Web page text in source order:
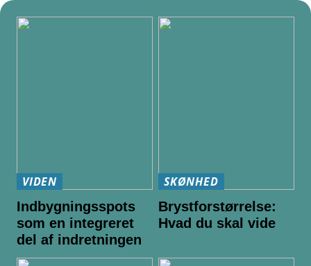
VIDEN
Indbygningsspots
som en integreret
del af indretningen
SKØNHED
Brystforstørrelse:
Hvad du skal vide